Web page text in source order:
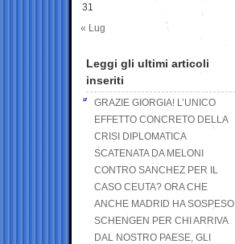
31
« Lug
Leggi gli ultimi articoli
inseriti
GRAZIE GIORGIA! L’UNICO
EFFETTO CONCRETO DELLA
CRISI DIPLOMATICA
SCATENATA DA MELONI
CONTRO SANCHEZ PER IL
CASO CEUTA? ORA CHE
ANCHE MADRID HA SOSPESO
SCHENGEN PER CHI ARRIVA
DAL NOSTRO PAESE, GLI